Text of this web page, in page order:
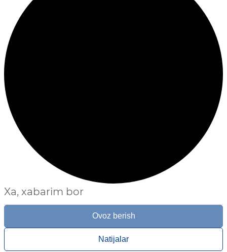
Xa, xabarim bor
Ovoz berish
Natijalar